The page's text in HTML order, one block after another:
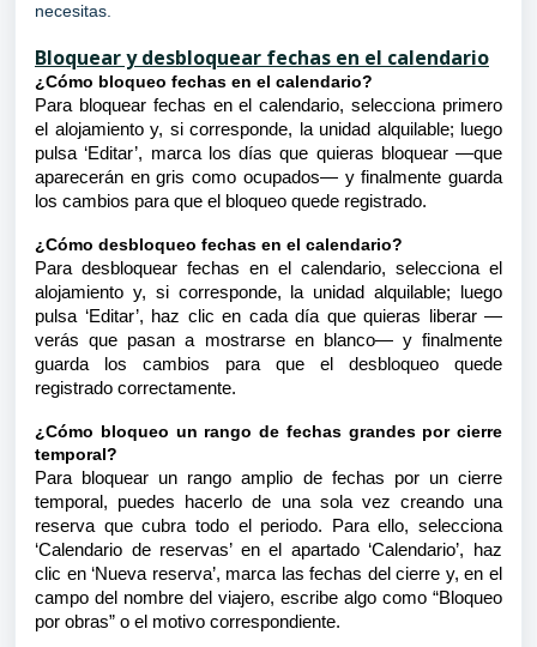
necesitas.
Bloquear y desbloquear fechas en el calendario
¿Cómo bloqueo fechas en el calendario?
Para bloquear fechas en el calendario, selecciona primero
el alojamiento y, si corresponde, la unidad alquilable; luego
pulsa ‘Editar’, marca los días que quieras bloquear —que
aparecerán en gris como ocupados— y finalmente guarda
los cambios para que el bloqueo quede registrado.
¿Cómo desbloqueo fechas en el calendario?
Para desbloquear fechas en el calendario, selecciona el
alojamiento y, si corresponde, la unidad alquilable; luego
pulsa ‘Editar’, haz clic en cada día que quieras liberar —
verás que pasan a mostrarse en blanco— y finalmente
guarda los cambios para que el desbloqueo quede
registrado correctamente.
¿Cómo bloqueo un rango de fechas grandes por cierre
temporal?
Para bloquear un rango amplio de fechas por un cierre
temporal, puedes hacerlo de una sola vez creando una
reserva que cubra todo el periodo. Para ello, selecciona
‘Calendario de reservas’ en el apartado ‘Calendario’, haz
clic en ‘Nueva reserva’, marca las fechas del cierre y, en el
campo del nombre del viajero, escribe algo como “Bloqueo
por obras” o el motivo correspondiente.